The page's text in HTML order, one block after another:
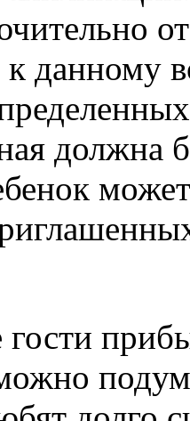
к данному
должна
гости